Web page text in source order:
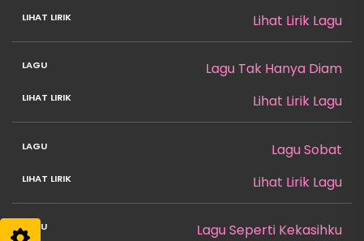
Lihat Lirik Lagu
Lagu Tak Hanya Diam
Lihat Lirik Lagu
Lagu Sobat
Lihat Lirik Lagu
Lagu Seperti Kekasihku